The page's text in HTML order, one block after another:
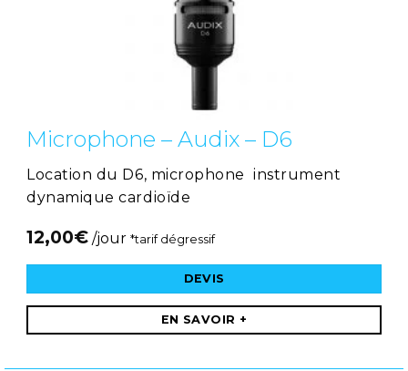
Microphone – Audix – D6
Location du D6, microphone instrument
dynamique cardioïde
12,00€ /jour *tarif dégressif
DEVIS
EN SAVOIR +